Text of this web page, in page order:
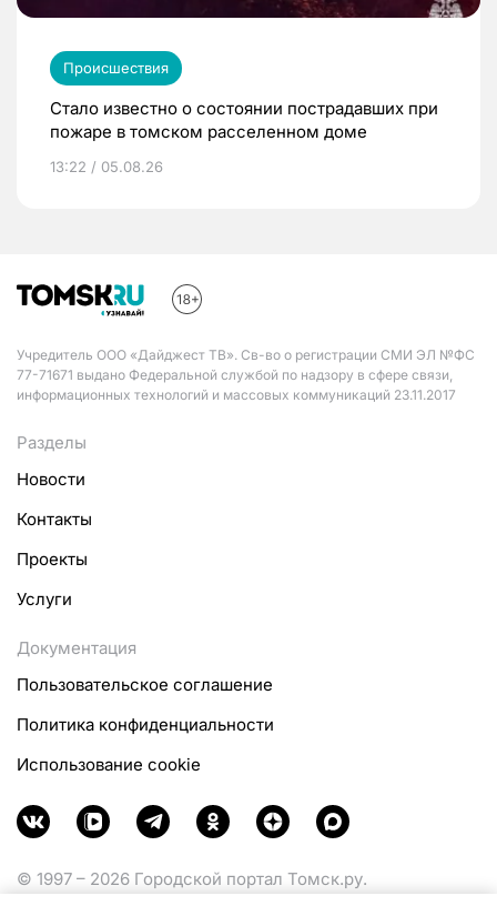
Происшествия
Стало известно о состоянии пострадавших при
пожаре в томском расселенном доме
13:22 / 05.08.26
Учредитель ООО «Дайджест ТВ». Св-во о регистрации СМИ ЭЛ №ФС
77-71671 выдано Федеральной службой по надзору в сфере связи,
информационных технологий и массовых коммуникаций 23.11.2017
Разделы
Новости
Контакты
Проекты
Услуги
Документация
Пользовательское соглашение
Политика конфиденциальности
Использование cookie
© 1997 – 2026 Городской портал Томск.ру.